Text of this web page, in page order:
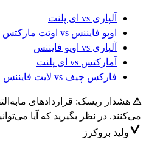
آلپاری vs ای پلنت
اوپو فایننس vs اوتت مارکتس
آلپاری vs اوپو فایننس
آمارکتس vs ای پلنت
فارکس چیف vs لایت فایننس
⚠
می‌کنند. در نظر بگیرید که آیا
ولید بروکرز